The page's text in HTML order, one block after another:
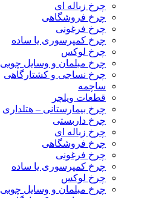
چرخ زباله ای
چرخ فروشگاهی
چرخ فرغونی
چرخ کمپرسوری یا ساده
چرخ لوکس
چرخ مبلمان و وسایل چوبی
چرخ نساجی و کشتارگاهی
ساچمه
قطعات ویلچر
چرخ بیمارستانی – هتلداری
چرخ داربستی
چرخ زباله ای
چرخ فروشگاهی
چرخ فرغونی
چرخ کمپرسوری یا ساده
چرخ لوکس
چرخ مبلمان و وسایل چوبی